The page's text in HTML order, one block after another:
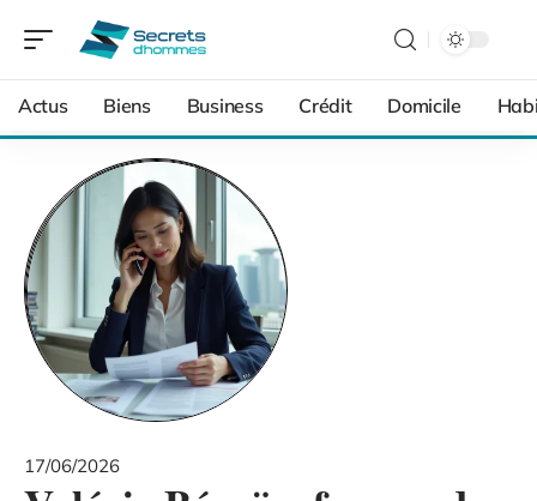
Actus Biens Business Crédit Domicile
17/06/2026